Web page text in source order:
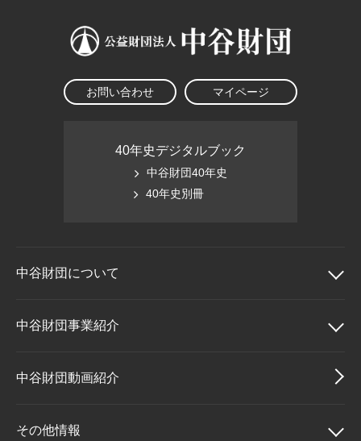
お問い合わせ マイページ
40年史デジタルブック
中谷財団40年史
40年史別冊
中谷財団について
中谷財団について
理事長挨拶
設立趣意書
中谷財団事業紹介
中谷財団事業紹介
中谷賞
中谷財団動画紹介
その他情報